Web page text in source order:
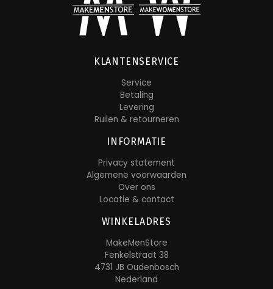
KLANTENSERVICE
Service
Betaling
Levering
Ruilen & retourneren
INFORMATIE
Privacy statement
Algemene voorwaarden
Over ons
Locatie & contact
WINKELADRES
MakeMenStore
Fenkelstraat 38
4731 JB Oudenbosch
Nederland